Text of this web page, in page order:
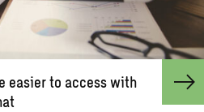
eas­ier to ac­cess with